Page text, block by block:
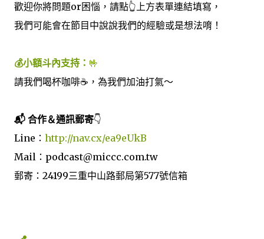
歡迎你將問題or困惱，請點👆上方表單連結填寫，
我們可能會在節目中說說我們的經驗或是想法唷！
💰小額斗內支持： 🤟
請我們喝杯咖啡☕️，為我們加油打氣～
📬 合作＆通訊郵寄👇
Line： http://nav.cx/ea9eUkB
Mail：podcast@miccc.com.tw
郵寄：24199三重中山路郵局第577號信箱